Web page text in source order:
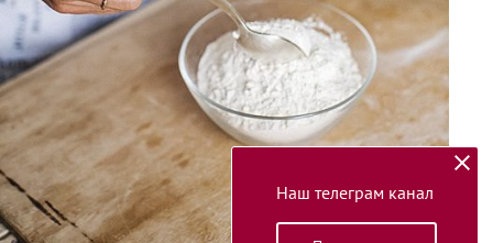
Наш телеграм канал